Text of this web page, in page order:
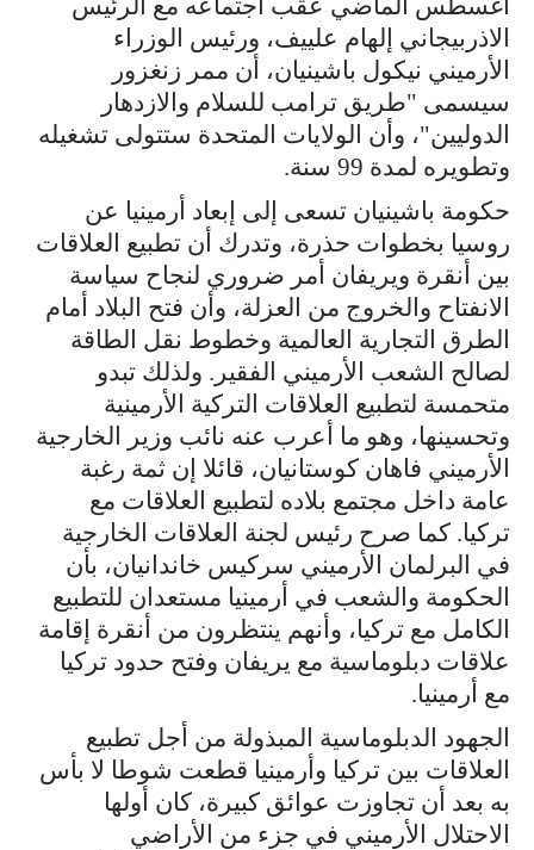
الاذربيجاني إلهام علييف، ورئيس الوزراء
الأرميني نيكول باشينيان، أن ممر زنغزور
سيسمى "طريق ترامب للسلام والازدهار
الدوليين"، وأن الولايات المتحدة ستتولى تشغيله
وتطويره لمدة 99 سنة.
حكومة باشينيان تسعى إلى إبعاد أرمينيا عن
روسيا بخطوات حذرة، وتدرك أن تطبيع العلاقات
بين أنقرة ويريفان أمر ضروري لنجاح سياسة
الانفتاح والخروج من العزلة، وأن فتح البلاد أمام
الطرق التجارية العالمية وخطوط نقل الطاقة
لصالح الشعب الأرميني الفقير. ولذلك تبدو
متحمسة لتطبيع العلاقات التركية الأرمينية
وتحسينها، وهو ما أعرب عنه نائب وزير الخارجية
الأرميني فاهان كوستانيان، قائلا إن ثمة رغبة
عامة داخل مجتمع بلاده لتطبيع العلاقات مع
تركيا. كما صرح رئيس لجنة العلاقات الخارجية
في البرلمان الأرميني سركيس خاندانيان، بأن
الحكومة والشعب في أرمينيا مستعدان للتطبيع
الكامل مع تركيا، وأنهم ينتظرون من أنقرة إقامة
علاقات دبلوماسية مع يريفان وفتح حدود تركيا
مع أرمينيا.
الجهود الدبلوماسية المبذولة من أجل تطبيع
العلاقات بين تركيا وأرمينيا قطعت شوطا لا بأس
به بعد أن تجاوزت عوائق كبيرة، كان أولها
الاحتلال الأرميني في جزء من الأراضي